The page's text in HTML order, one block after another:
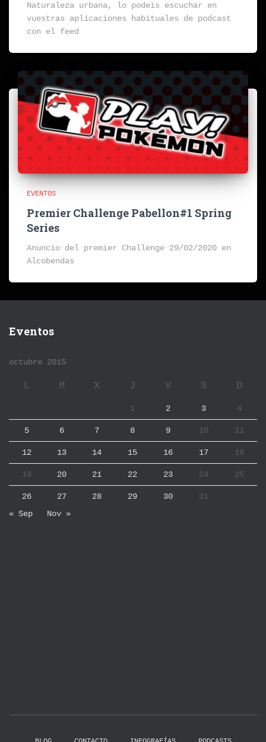
Naturaleza urbana, lo podeis escuchar en
vuestras aplicaciones habituales de podcast
con el feed
EVENTOS
Premier Challenge Pabellon#1 Spring
Series
Anuncio del premier Challenge 29/02/2020 en
Alcobendas
Eventos
octubre 2015
L M X J V S D
1 2 3 4
5 6 7 8 9 10 11
12 13 14 15 16 17 18
19 20 21 22 23 24 25
26 27 28 29 30
31
« Sep
Nov »